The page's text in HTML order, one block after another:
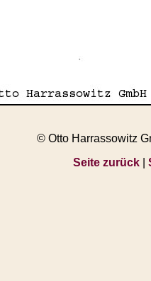
© Otto Harrassowitz
Seite zurück|